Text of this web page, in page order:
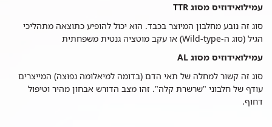
עמילואידוזיס מסוג TTR
סוג זה נובע מחלבון המיוצר בכבד. הוא יכול להופיע כתוצאה מתהליכי
הגיל (סוג ה-Wild-type) או עקב מוטציה גנטית משפחתית
עמילואידוזיס מסוג AL
סוג זה קשור למחלה של תאי הדם (בדומה למיאלומה נפוצה) המייצרים
עודף של חלבוני "שרשרת קלה". זהו מצב הדורש אבחון מהיר וטיפול
דחוף.